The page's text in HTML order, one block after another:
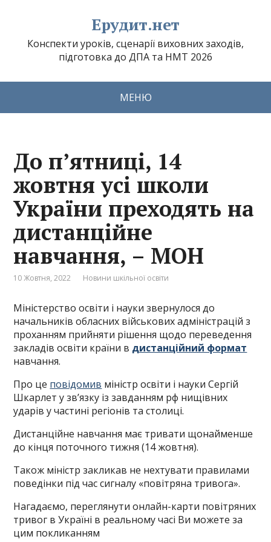
Ерудит.нет
Конспекти уроків, сценарії виховних заходів,
підготовка до ДПА та НМТ 2026
МЕНЮ
До п’ятниці, 14
жовтня усі школи
України преходять на
дистанційне
навчання, – МОН
10 Жовтня, 2022 Новини шкільної освіти
Міністерство освіти і науки звернулося до
начальників обласних військових адміністрацій з
проханням прийняти рішення щодо переведення
закладів освіти країни в дистанційний формат
навчання.
Про це повідомив міністр освіти і науки Сергій
Шкарлет у звʼязку із завданням рф нищівних
ударів у частині регіонів та столиці.
Дистанційне навчання має тривати щонайменше
до кінця поточного тижня (14 жовтня).
Також міністр закликав не нехтувати правилами
поведінки під час сигналу «повітряна тривога».
Нагадаємо, переглянути онлайн-карти повітряних
тривог в Україні в реальному часі Ви можете за
цим покликанням